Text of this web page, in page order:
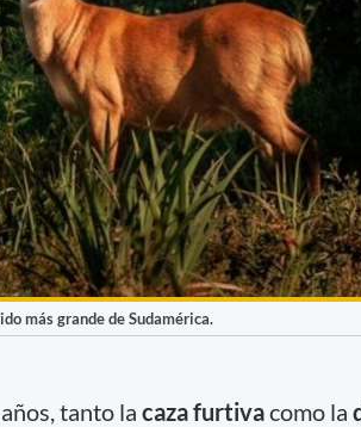
más grande de Sudamérica.
tanto la caza furtivacomo la